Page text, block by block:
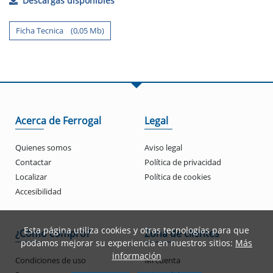
Ficha Tecnica (0,05 Mb)
Acerca de Ferrogal
Quienes somos
Contactar
Localizar
Accesibilidad
Legal
Aviso legal
Política de privacidad
Política de cookies
¿Cómo compro?
Condiciones de uso
Zona de clientes
Mi cuenta
Esta página utiliza cookies y otras tecnologías para que
podamos mejorar su experiencia en nuestros sitios: Más
información